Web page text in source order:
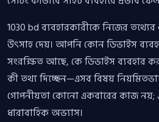
1030 bd ব্যবহারকারীকে নিজের
উৎসাহ দেয়। আপনি কোন ডিভাইস
সংরক্ষিত আছে, কে ডিভাইস ব্যবহার
কী তথ্য দিচ্ছেন—এসব বিষয়
গোপনীয়তা কোনো একবারের কাজ নয়;
ধারাবাহিক অভ্যাস।